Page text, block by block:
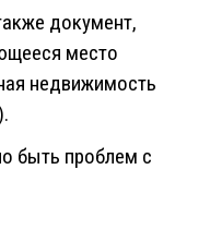
документ,
место
недвижимость
быть проблем с